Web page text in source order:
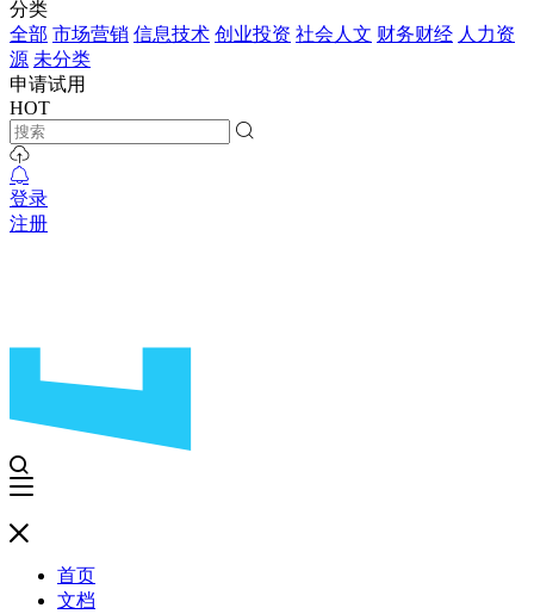
分类
全部 市场营销 信息技术 创业投资 社会人文 财务财经 人力资
源 未分类
申请试用
HOT
登录
注册
首页
文档